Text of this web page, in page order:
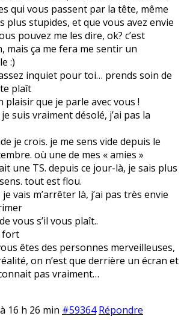
qui vous passent par la tête, même
plus stupides, et que vous avez envie
pouvez me les dire, ok? c’est
mais ça me fera me sentir un
:)
inquiet pour toi… prends soin de
plaît
plaisir que je parle avec vous !
suis vraiment désolé, j’ai pas la
je crois. je me sens vide depuis le
où une de mes « amies »
une TS. depuis ce jour-là, je sais plus
tout est flou.
vais m’arrêter là, j’ai pas très envie
vous s’il vous plaît..
fort
êtes des personnes merveilleuses,
on n’est que derrière un écran et
pas vraiment…
16 h 26 min #59364 Répondre